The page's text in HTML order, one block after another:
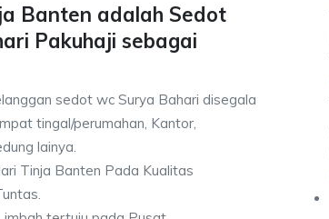
Banten adalah Sedot
Pakuhaji sebagai
sedot wc Surya Bahari disegala
tingal/perumahan, Kantor,
lainya.
Tinja Banten Pada Kualitas